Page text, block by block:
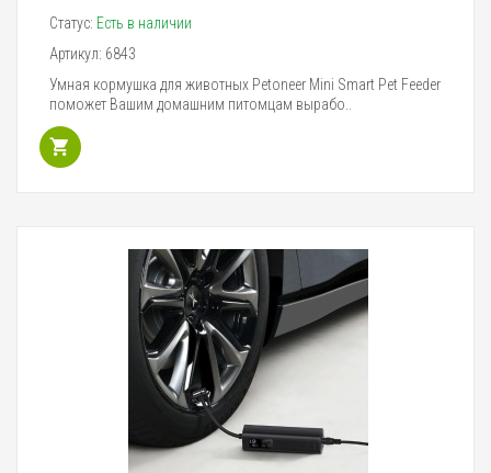
Статус: Есть в наличии
Артикул: 6843
Умная кормушка для животных Petoneer Mini Smart Pet Feeder
поможет Вашим домашним питомцам вырабо..